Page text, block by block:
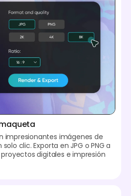
impresionantes imágenes de
clic. Exporta en JPG o PNG a
proyectos digitales e impresión